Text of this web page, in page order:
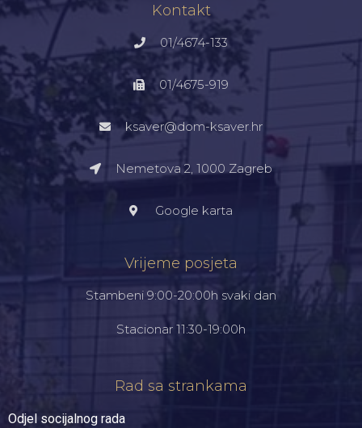
Kontakt
01/4674-133
01/4675-919
ksaver@dom-ksaver.hr
Nemetova 2, 1000 Zagreb​
Google karta
Vrijeme posjeta
Stambeni 9:00-20:00h svaki dan
Stacionar 11:30-19:00h
Rad sa strankama
Odjel socijalnog rada